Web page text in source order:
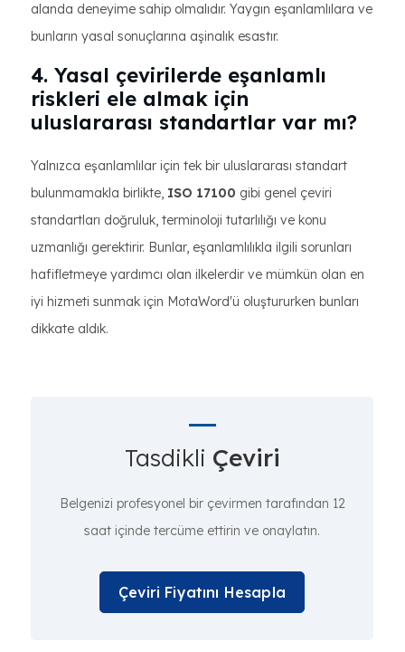
alanda deneyime sahip olmalıdır. Yaygın eşanlamlılara ve
bunların yasal sonuçlarına aşinalık esastır.
4. Yasal çevirilerde eşanlamlı
riskleri ele almak için
uluslararası standartlar var mı?
Yalnızca eşanlamlılar için tek bir uluslararası standart
bulunmamakla birlikte, ISO 17100 gibi genel çeviri
standartları doğruluk, terminoloji tutarlılığı ve konu
uzmanlığı gerektirir. Bunlar, eşanlamlılıkla ilgili sorunları
hafifletmeye yardımcı olan ilkelerdir ve mümkün olan en
iyi hizmeti sunmak için MotaWord'ü oluştururken bunları
dikkate aldık.
Tasdikli Çeviri
Belgenizi profesyonel bir çevirmen tarafından 12
saat içinde tercüme ettirin ve onaylatın.
Çeviri Fiyatını Hesapla